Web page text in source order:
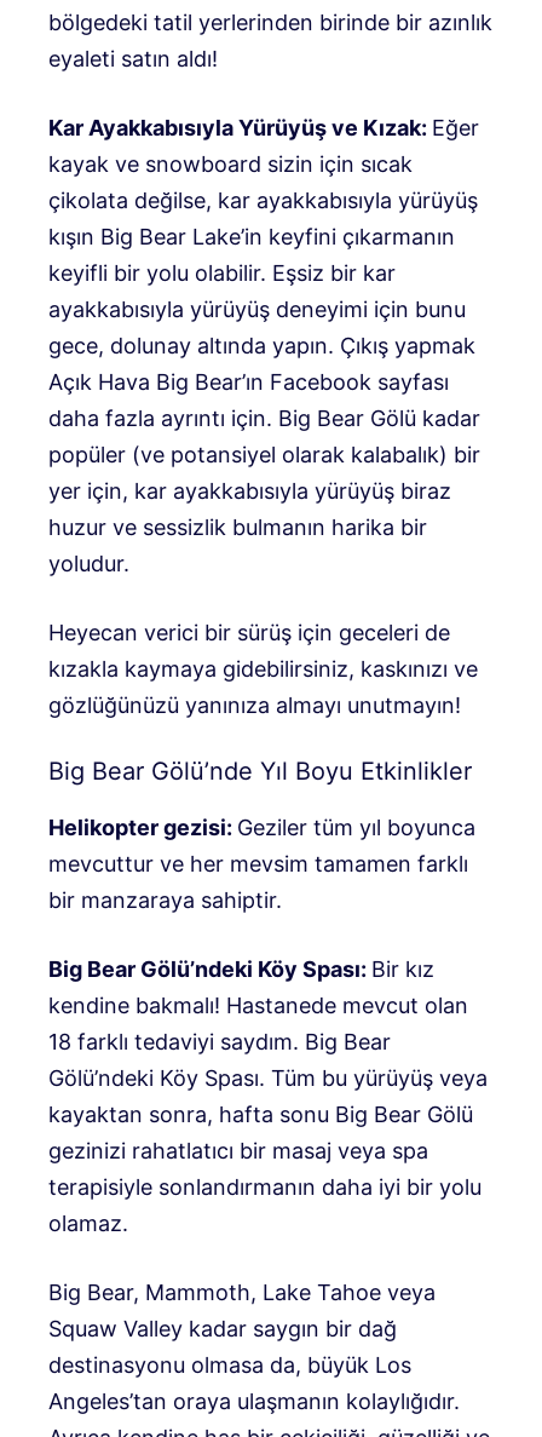
bölgedeki tatil yerlerinden birinde bir azınlık
eyaleti satın aldı!
Kar Ayakkabısıyla Yürüyüş ve Kızak: Eğer
kayak ve snowboard sizin için sıcak
çikolata değilse, kar ayakkabısıyla yürüyüş
kışın Big Bear Lake’in keyfini çıkarmanın
keyifli bir yolu olabilir. Eşsiz bir kar
ayakkabısıyla yürüyüş deneyimi için bunu
gece, dolunay altında yapın. Çıkış yapmak
Açık Hava Big Bear’ın Facebook sayfası
daha fazla ayrıntı için. Big Bear Gölü kadar
popüler (ve potansiyel olarak kalabalık) bir
yer için, kar ayakkabısıyla yürüyüş biraz
huzur ve sessizlik bulmanın harika bir
yoludur.
Heyecan verici bir sürüş için geceleri de
kızakla kaymaya gidebilirsiniz, kaskınızı ve
gözlüğünüzü yanınıza almayı unutmayın!
Big Bear Gölü’nde Yıl Boyu Etkinlikler
Helikopter gezisi: Geziler tüm yıl boyunca
mevcuttur ve her mevsim tamamen farklı
bir manzaraya sahiptir.
Big Bear Gölü’ndeki Köy Spası: Bir kız
kendine bakmalı! Hastanede mevcut olan
18 farklı tedaviyi saydım. Big Bear
Gölü’ndeki Köy Spası. Tüm bu yürüyüş veya
kayaktan sonra, hafta sonu Big Bear Gölü
gezinizi rahatlatıcı bir masaj veya spa
terapisiyle sonlandırmanın daha iyi bir yolu
olamaz.
Big Bear, Mammoth, Lake Tahoe veya
Squaw Valley kadar saygın bir dağ
destinasyonu olmasa da, büyük Los
Angeles’tan oraya ulaşmanın kolaylığıdır.